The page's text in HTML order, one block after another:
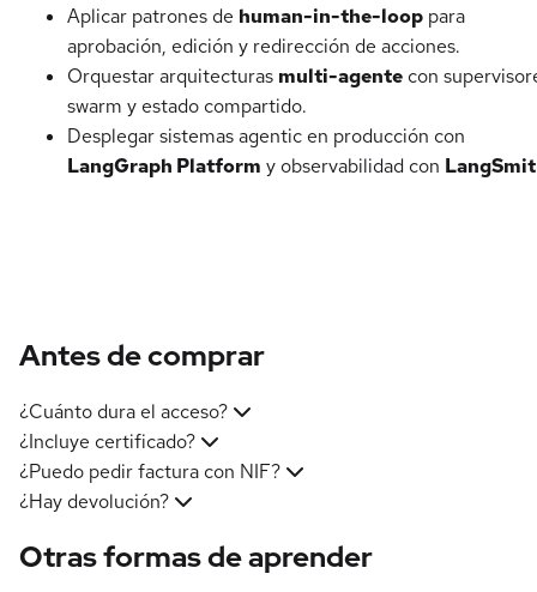
Aplicar patrones de human-in-the-loop para
aprobación, edición y redirección de acciones.
Orquestar arquitecturas multi-agente con
swarm y estado compartido.
Desplegar sistemas agentic en producción con
LangGraph Platform y observabilidad con
Antes de comprar
¿Cuánto dura el acceso?
¿Incluye certificado?
¿Puedo pedir factura con NIF?
¿Hay devolución?
Otras formas de aprender